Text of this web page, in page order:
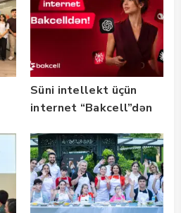
Süni intellekt üçün
internet “Bakcell”dən